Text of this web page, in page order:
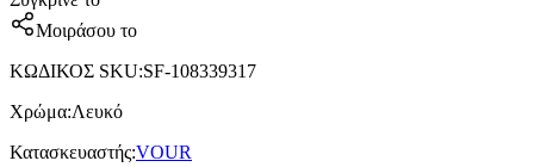
Μοιράσου το
ΚΩΔΙΚΟΣ SKU:SF-108339317
Χρώμα:Λευκό
Κατασκευαστής:VOUR